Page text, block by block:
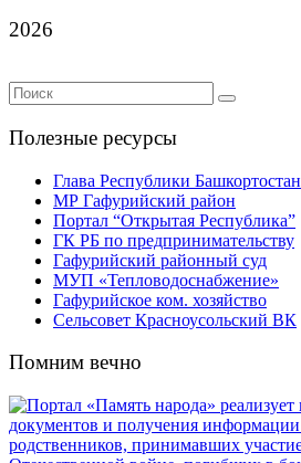
2026
Полезные ресурсы
Глава Республики Башкортостан
МР Гафурийский район
Портал “Открытая Республика”
ГК РБ по предпринимательству
Гафурийский районный суд
МУП «Тепловодоснабжение»
Гафурийское ком. хозяйство
Сельсовет Красноусольский ВК
Помним вечно